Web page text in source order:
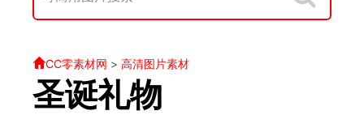
CC零素材网 > 高清图片素材
圣诞礼物